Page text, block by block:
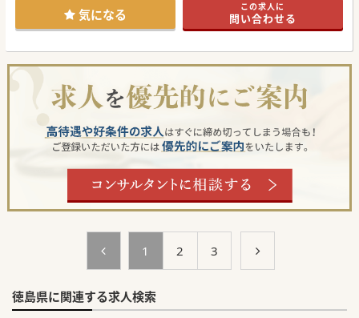
気になる この求人に
問い合わせる
1 2 3
徳島県に関連する求人検索